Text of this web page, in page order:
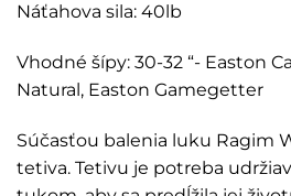
Náťahova sila: 40lb
Vhodné šípy: 30-32 “- Easton
Natural, Easton Gamegetter
Súčasťou balenia luku Ragim
tetiva. Tetivu je potreba